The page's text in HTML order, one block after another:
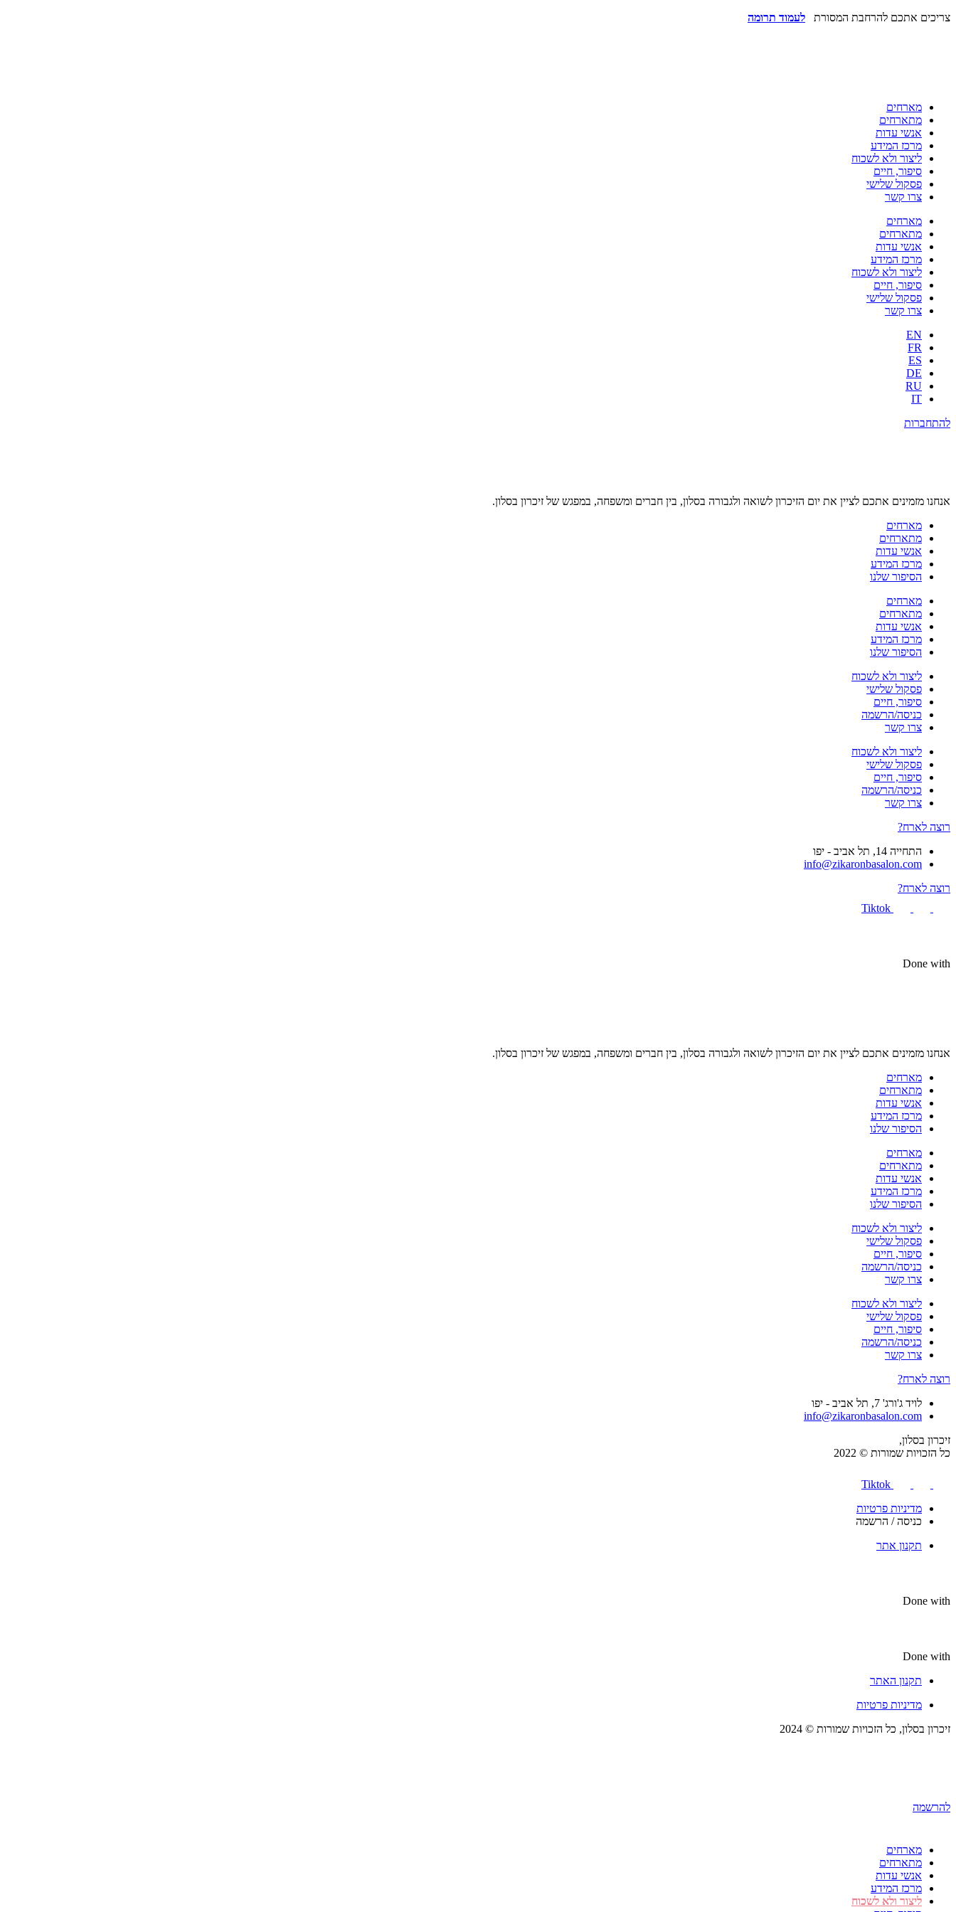
צריכים אתכם להרחבת המסורת לעמוד תרומה
מארחים
מתארחים
אנשי עדות
מרכז המידע
ליצור ולא לשכוח
סיפור, חיים
פסקול שלישי
צרו קשר
מארחים
מתארחים
אנשי עדות
מרכז המידע
ליצור ולא לשכוח
סיפור, חיים
פסקול שלישי
צרו קשר
EN
FR
ES
DE
RU
IT
להתחברות
אנחנו מזמינים אתכם לציין את יום הזיכרון לשואה ולגבורה בסלון, בין חברים ומשפחה, במפגש של זיכרון בסלון.
מארחים
מתארחים
אנשי עדות
מרכז המידע
הסיפור שלנו
מארחים
מתארחים
אנשי עדות
מרכז המידע
הסיפור שלנו
ליצור ולא לשכוח
פסקול שלישי
סיפור, חיים
כניסה/הרשמה
צרו קשר
ליצור ולא לשכוח
פסקול שלישי
סיפור, חיים
כניסה/הרשמה
צרו קשר
רוצה לארח?
התחייה 14, תל אביב - יפו
info@zikaronbasalon.com
רוצה לארח?
Tiktok
Done with
אנחנו מזמינים אתכם לציין את יום הזיכרון לשואה ולגבורה בסלון, בין חברים ומשפחה, במפגש של זיכרון בסלון.
מארחים
מתארחים
אנשי עדות
מרכז המידע
הסיפור שלנו
מארחים
מתארחים
אנשי עדות
מרכז המידע
הסיפור שלנו
ליצור ולא לשכוח
פסקול שלישי
סיפור, חיים
כניסה/הרשמה
צרו קשר
ליצור ולא לשכוח
פסקול שלישי
סיפור, חיים
כניסה/הרשמה
צרו קשר
רוצה לארח?
לויד ג'ורג' 7, תל אביב - יפו
info@zikaronbasalon.com
זיכרון בסלון,
כל הזכויות שמורות © 2022
Tiktok
מדיניות פרטיות
כניסה / הרשמה
תקנון אתר
Done with
Done with
תקנון האתר
מדיניות פרטיות
זיכרון בסלון, כל הזכויות שמורות © 2024
להרשמה
מארחים
מתארחים
אנשי עדות
מרכז המידע
ליצור ולא לשכוח